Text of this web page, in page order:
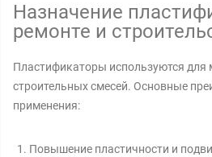
Назначение
ремонте и
Пластификаторы используются для
строительных смесей. Основные
применения:
Повышение пластичности и